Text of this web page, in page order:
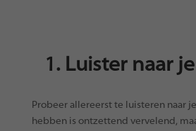
1. Luister naar
Probeer allereerst te luisteren naar
hebben is ontzettend vervelend,